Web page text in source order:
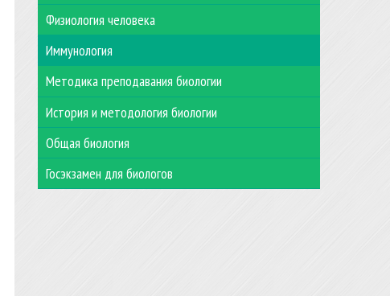
Физиология человека
Иммунология
Методика преподавания биологии
История и методология биологии
Общая биология
Госэкзамен для биологов